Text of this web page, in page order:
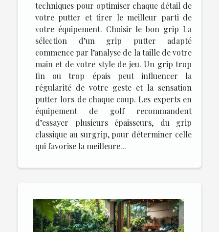
techniques pour optimiser chaque détail de
votre putter et tirer le meilleur parti de
votre équipement. Choisir le bon grip La
sélection d’un grip putter adapté
commence par l’analyse de la taille de votre
main et de votre style de jeu. Un grip trop
fin ou trop épais peut influencer la
régularité de votre geste et la sensation
putter lors de chaque coup. Les experts en
équipement de golf recommandent
d’essayer plusieurs épaisseurs, du grip
classique au surgrip, pour déterminer celle
qui favorise la meilleure...